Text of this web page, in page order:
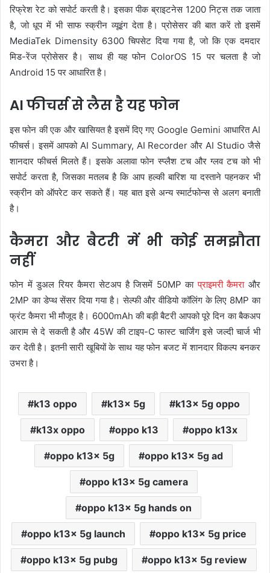
रिफ्रेश रेट को सपोर्ट करती है। इसका पीक ब्राइटनेस 1200 निट्स तक जाता
है, जो धूप में भी साफ स्क्रीन व्यूइंग देता है। प्रोसेसर की बात करें तो इसमें
MediaTek Dimensity 6300 चिपसेट दिया गया है, जो कि एक दमदार
मिड-रेंज प्रोसेसर है। साथ ही यह फोन ColorOS 15 पर चलता है जो
Android 15 पर आधारित है।
AI फीचर्स से लैस है यह फोन
इस फोन की एक और खासियत है इसमें दिए गए Google Gemini आधारित AI
फीचर्स। इसमें आपको AI Summary, AI Recorder और AI Studio जैसे
शानदार फीचर्स मिलते हैं। इसके अलावा फोन स्प्लैश टच और ग्लव टच को भी
सपोर्ट करता है, जिसका मतलब है कि आप हल्की बारिश या दस्ताने पहनकर भी
स्क्रीन को ऑपरेट कर सकते हैं। यह बात इसे अन्य स्मार्टफोन्स से अलग बनाती
है।
कैमरा और बैटरी में भी कोई समझौता
नहीं
फोन में डुअल रियर कैमरा सेटअप है जिसमें 50MP काप्राइमरी कैमराऔर
2MP का डेप्थ सेंसर दिया गया है। सेल्फी और वीडियो कॉलिंग के लिए 8MP का
फ्रंट कैमरा भी मौजूद है। 6000mAh की बड़ी बैटरी आपको पूरे दिन का बैकअप
आराम से दे सकती है और 45W की टाइप-C फास्ट चार्जिंग इसे जल्दी चार्ज भी
कर देती है। इतनी सारी खूबियों के साथ यह फोन बजट में शानदार विकल्प बनकर
उभरा है।
k13 oppo k13x 5g k13x 5g oppo
k13x oppo oppo k13 oppo k13x
oppo k13x 5g oppo k13x 5g ad
oppo k13x 5g camera
oppo k13x 5g hands on
oppo k13x 5g launch oppo k13x 5g price
oppo k13x 5g pubg oppo k13x 5g review